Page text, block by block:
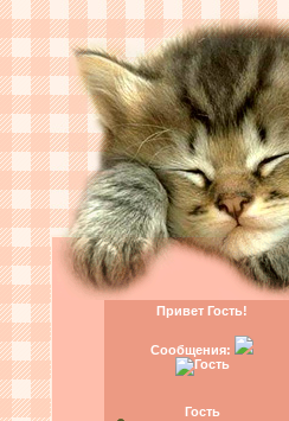
Привет Гость!
Сообщения:
Гость